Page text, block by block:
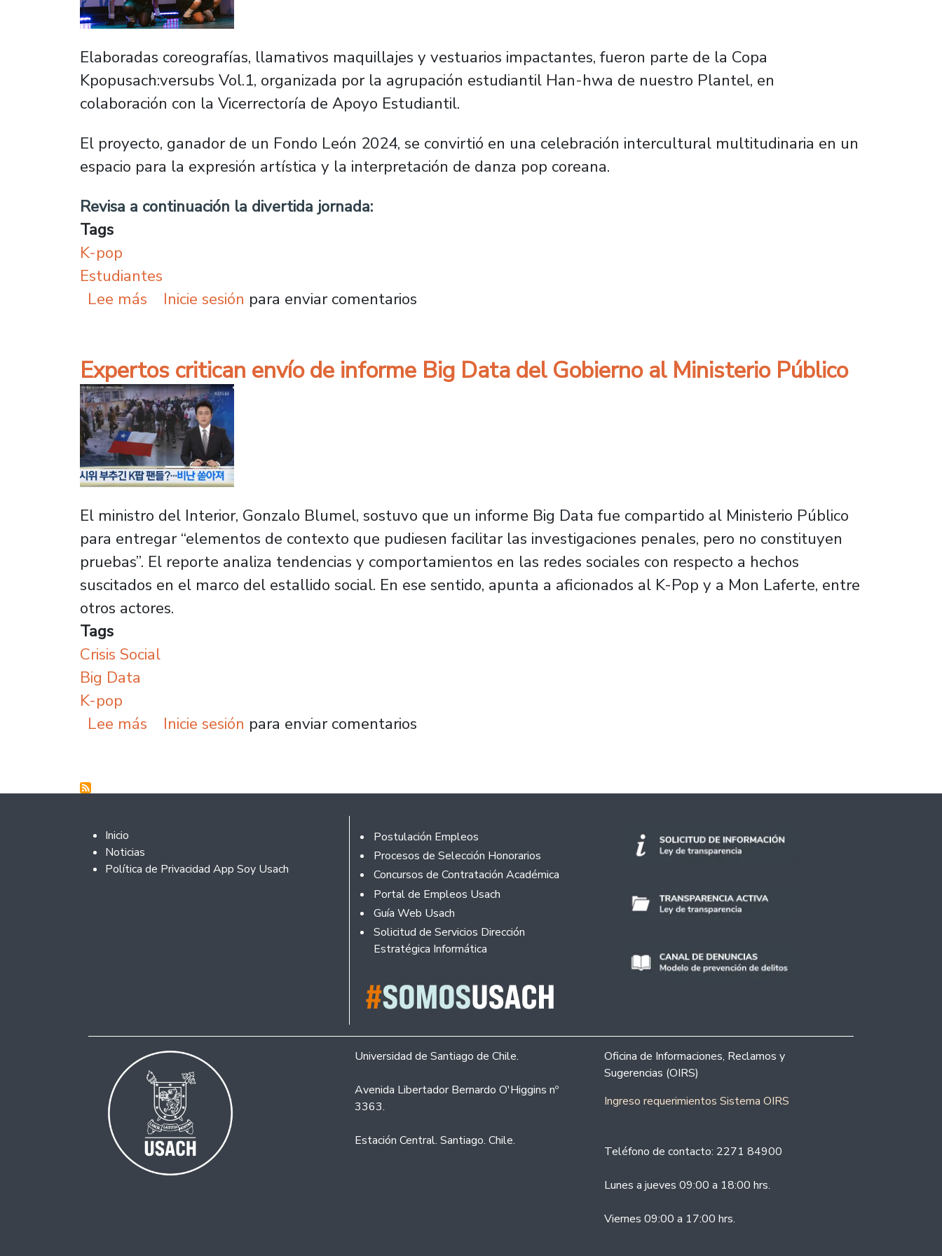
Elaboradas coreografías, llamativos maquillajes y vestuarios impactantes, fueron parte de la Copa
Kpopusach:versubs Vol.1, organizada por la agrupación estudiantil Han-hwa de nuestro Plantel, en
colaboración con la Vicerrectoría de Apoyo Estudiantil.
El proyecto, ganador de un Fondo León 2024, se convirtió en una celebración intercultural multitudinaria en un
espacio para la expresión artística y la interpretación de danza pop coreana.
Revisa a continuación la divertida jornada:
Tags
K-pop
Estudiantes
Lee más sobre Copa K-pop Usach: Así se vivió la vibrante jornada de competencia de baile
Inicie sesión para enviar comentarios
Expertos critican envío de informe Big Data del Gobierno al Ministerio Público
El ministro del Interior, Gonzalo Blumel, sostuvo que un informe Big Data fue compartido al Ministerio Público
para entregar “elementos de contexto que pudiesen facilitar las investigaciones penales, pero no constituyen
pruebas”. El reporte analiza tendencias y comportamientos en las redes sociales con respecto a hechos
suscitados en el marco del estallido social. En ese sentido, apunta a aficionados al K-Pop y a Mon Laferte, entre
otros actores.
Tags
Crisis Social
Big Data
K-pop
Lee más sobre Expertos critican envío de informe Big Data del Gobierno al Ministerio Público
Inicie sesión para enviar comentarios
Footer 2
Inicio
Noticias
Política de Privacidad App Soy Usach
Footer
Postulación Empleos
Procesos de Selección Honorarios
Concursos de Contratación Académica
Portal de Empleos Usach
Guía Web Usach
Solicitud de Servicios Dirección
Estratégica Informática
Universidad de Santiago de Chile.
Avenida Libertador Bernardo O'Higgins nº
3363.
Estación Central. Santiago. Chile.
Oficina de Informaciones, Reclamos y
Sugerencias (OIRS)
Ingreso requerimientos Sistema OIRS
Teléfono de contacto: 2271 84900
Lunes a jueves 09:00 a 18:00 hrs.
Viernes 09:00 a 17:00 hrs.